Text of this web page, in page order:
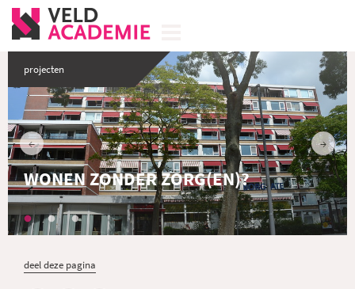
projecten
WONEN ZONDER ZORG(EN)?
deel deze pagina